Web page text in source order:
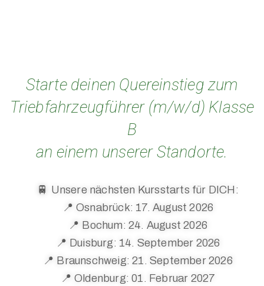
Starte deinen Quereinstieg zum
Triebfahrzeugführer (m/w/d) Klasse
B
an einem unserer Standorte.
🚆 Unsere nächsten Kursstarts für DICH:
📍 Osnabrück: 17. August 2026
📍 Bochum: 24. August 2026
📍 Duisburg: 14. September 2026
📍 Braunschweig: 21. September 2026
📍 Oldenburg: 01. Februar 2027